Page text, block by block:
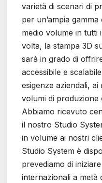
varietà di scenari di
per un’ampia
medio volume in tutti
volta, la stampa 3D
sarà in grado di
accessibile e
esigenze aziendali,
volumi di produzione
Abbiamo ricevuto
il nostro Studio
in volume ai nostri
Studio System è
prevediamo di
internazionali a metà